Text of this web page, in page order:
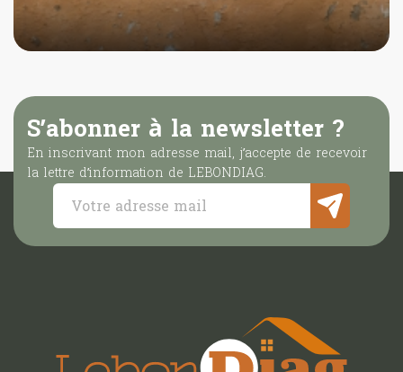
plomb
S’abonner à la newsletter ?
En inscrivant mon adresse mail, j’accepte de recevoir
la lettre d’information de LEBONDIAG.